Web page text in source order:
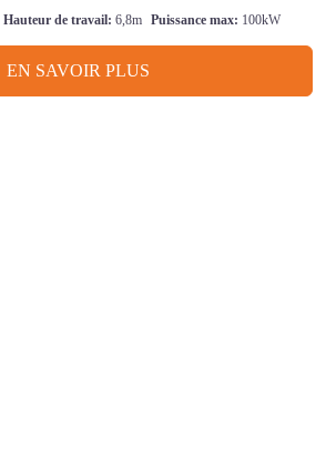
Hauteur de travail: 6,8m Puissance max: 100kW
EN SAVOIR PLUS